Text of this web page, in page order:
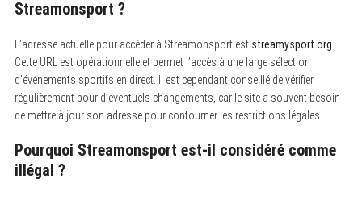
Streamonsport ?
L’adresse actuelle pour accéder à Streamonsport est streamysport.org
Cette URL est opérationnelle et permet l’accès à une large sélection
d’événements sportifs en direct. Il est cependant conseillé de vérifier
régulièrement pour d’éventuels changements, car le site a souvent besoin
de mettre à jour son adresse pour contourner les restrictions légales.
Pourquoi Streamonsport est-il considéré comme
illégal ?